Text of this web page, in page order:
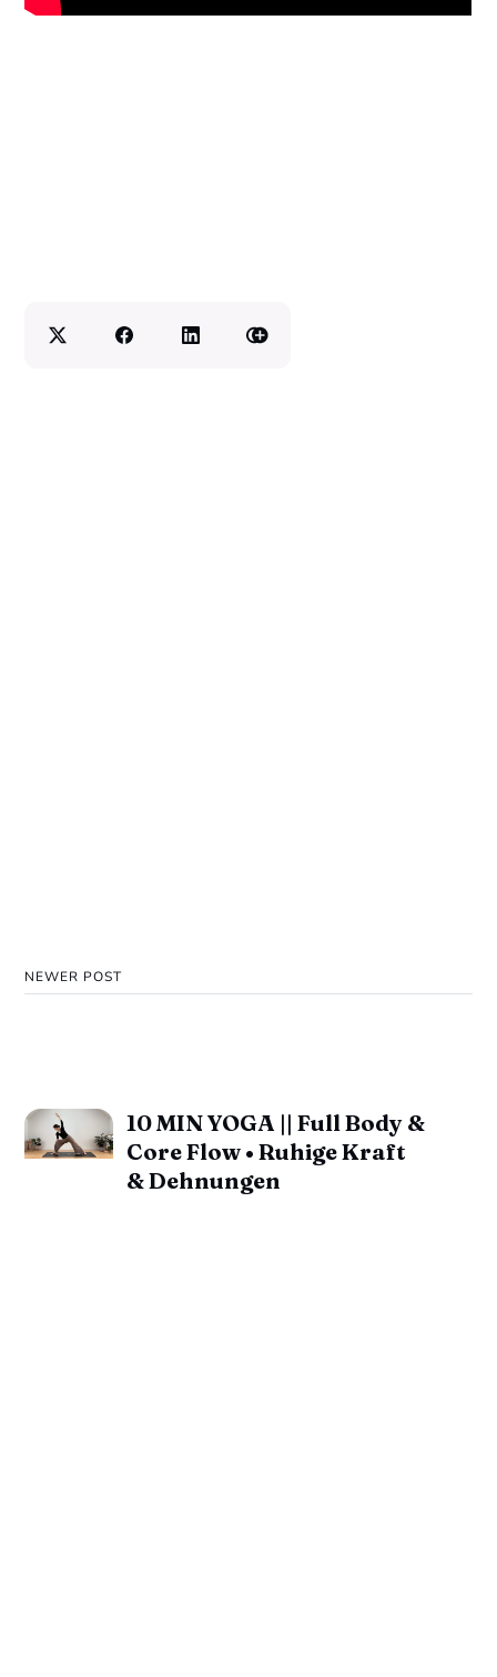
NEWER POST
10 MIN YOGA || Full Body &
Core Flow • Ruhige Kraft
& Dehnungen